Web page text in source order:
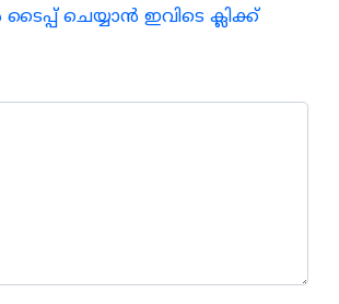
ചെയ്യാന്‍ ഇവിടെ ക്ലിക്ക്